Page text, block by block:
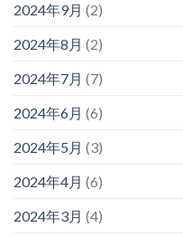
2024年9月 (2)
2024年8月 (2)
2024年7月 (7)
2024年6月 (6)
2024年5月 (3)
2024年4月 (6)
2024年3月 (4)